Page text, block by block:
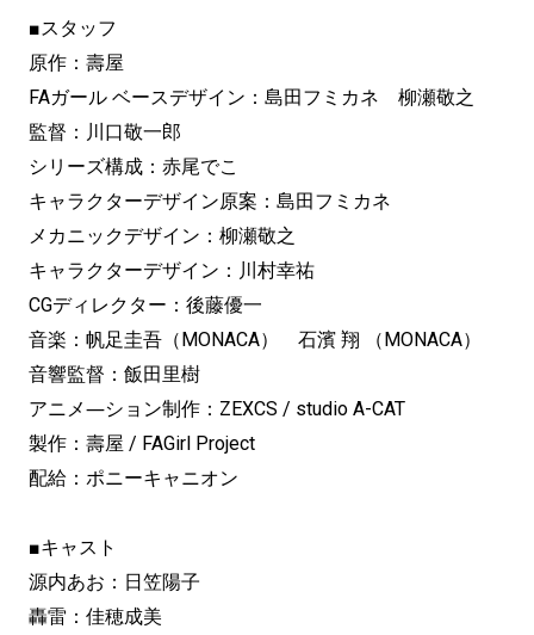
■スタッフ
原作：壽屋
FAガール ベースデザイン：島田フミカネ 柳瀬敬之
監督：川口敬一郎
シリーズ構成：赤尾でこ
キャラクターデザイン原案：島田フミカネ
メカニックデザイン：柳瀬敬之
キャラクターデザイン：川村幸祐
CGディレクター：後藤優一
音楽：帆足圭吾（MONACA） 石濱 翔 （MONACA）
音響監督：飯田里樹
アニメ―ション制作：ZEXCS / studio A-CAT
製作：壽屋 / FAGirl Project
配給：ポニーキャニオン
■キャスト
源内あお：日笠陽子
轟雷：佳穂成美